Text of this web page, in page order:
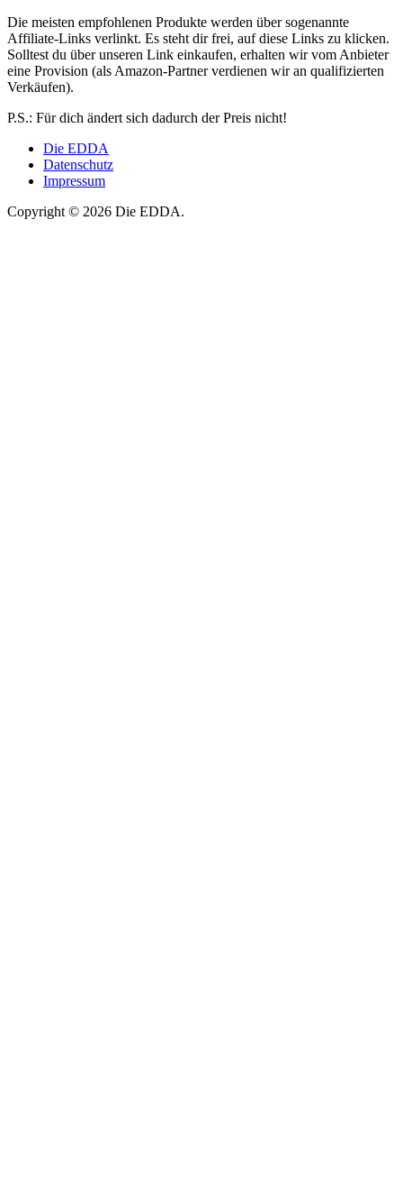
Die meisten empfohlenen Produkte werden über sogenannte
Affiliate-Links verlinkt. Es steht dir frei, auf diese Links zu klicken.
Solltest du über unseren Link einkaufen, erhalten wir vom Anbieter
eine Provision (als Amazon-Partner verdienen wir an qualifizierten
Verkäufen).
P.S.: Für dich ändert sich dadurch der Preis nicht!
Die EDDA
Datenschutz
Impressum
Copyright © 2026 Die EDDA.